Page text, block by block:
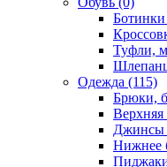
Туфли,
Одежда (115)
Брюки,
Верхняя
Джинсы
Нижнее